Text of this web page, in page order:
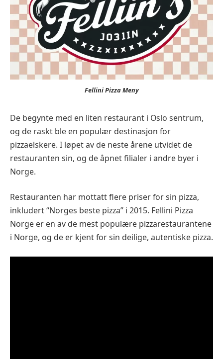
Fellini Pizza Meny
De begynte med en liten restaurant i Oslo sentrum,
og de raskt ble en populær destinasjon for
pizzaelskere. I løpet av de neste årene utvidet de
restauranten sin, og de åpnet filialer i andre byer i
Norge.
Restauranten har mottatt flere priser for sin pizza,
inkludert “Norges beste pizza” i 2015. Fellini Pizza
Norge er en av de mest populære pizzarestaurantene
i Norge, og de er kjent for sin deilige, autentiske pizza.